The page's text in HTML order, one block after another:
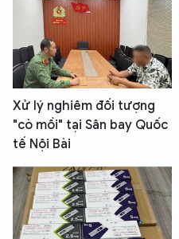
Xử lý nghiêm đối tượng
"cò mồi" tại Sân bay Quốc
tế Nội Bài